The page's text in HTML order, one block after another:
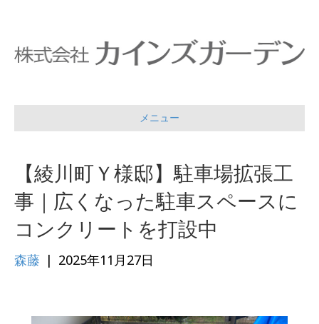
メニュー
【綾川町Ｙ様邸】駐車場拡張工
事｜広くなった駐車スペースに
コンクリートを打設中
森藤 | 2025年11月27日